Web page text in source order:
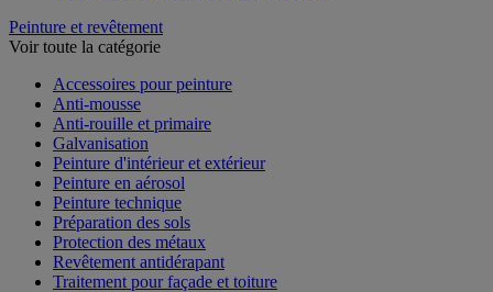
Peinture et revêtement
Voir toute la catégorie
Accessoires pour peinture
Anti-mousse
Anti-rouille et primaire
Galvanisation
Peinture d'intérieur et extérieur
Peinture en aérosol
Peinture technique
Préparation des sols
Protection des métaux
Revêtement antidérapant
Traitement pour façade et toiture